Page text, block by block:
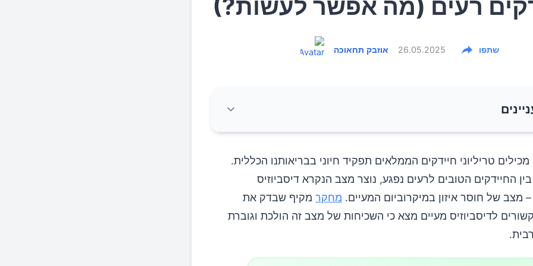
רעים (מה אפשר לעשות?)
אוזבק תחאוכה 26.05.2025 שתפו
מעיים?
טריליוני חיידקים הממלאים תפקיד חיוני בבריאותנו הכללית.
החיידקים הטובים לרעים נפגע, נוצר מצב הנקרא דיסביוזיס
מחקר מקיף שבדק את
לדיסביוזיס מעיים מצא כי השכיחות של מצב זה הולכת וגוברת